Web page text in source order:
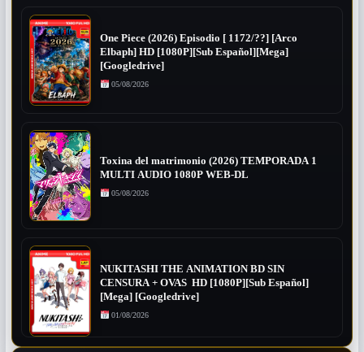
One Piece (2026) Episodio [ 1172/??] [Arco
Elbaph] HD [1080P][Sub Español][Mega]
[Googledrive]
05/08/2026
Toxina del matrimonio (2026) TEMPORADA 1
MULTI AUDIO 1080P WEB-DL
05/08/2026
NUKITASHI THE ANIMATION BD SIN
CENSURA + OVAS HD [1080P][Sub Español]
[Mega] [Googledrive]
01/08/2026